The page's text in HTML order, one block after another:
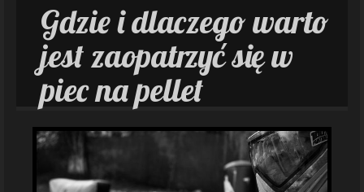
Gdzie i dlaczego warto
jest zaopatrzyć się w
piec na pellet